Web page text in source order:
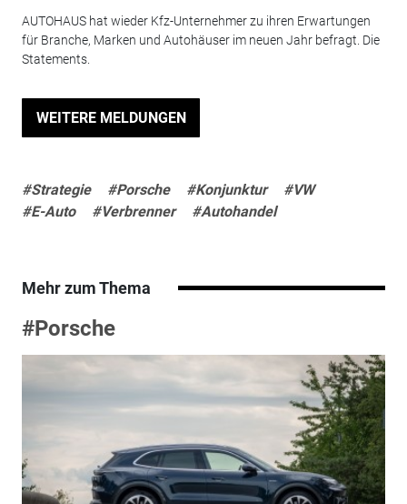
AUTOHAUS hat wieder Kfz-Unternehmer zu ihren Erwartungen
für Branche, Marken und Autohäuser im neuen Jahr befragt. Die
Statements.
WEITERE MELDUNGEN
#Strategie #Porsche #Konjunktur
#VW
#E-Auto
#Verbrenner #Autohandel
Mehr zum Thema
#Porsche